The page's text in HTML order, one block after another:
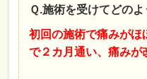
Ｑ.施術を受けてどの
初回の施術で痛みがほ
で２カ月通い、痛みが